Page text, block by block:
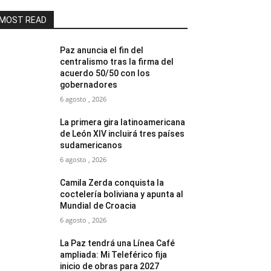
READ
Paz anuncia el fin del
centralismo tras la firma del
acuerdo 50/50 con los
gobernadores
6 agosto , 2026
La primera gira latinoamericana
de León XIV incluirá tres países
sudamericanos
6 agosto , 2026
Camila Zerda conquista la
coctelería boliviana y apunta al
Mundial de Croacia
6 agosto , 2026
La Paz tendrá una Línea Café
ampliada: Mi Teleférico fija
inicio de obras para 2027